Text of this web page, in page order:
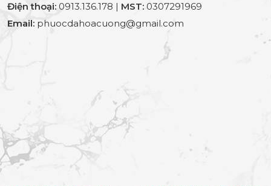
Điện thoại: 0913.136.178 | MST: 0307291969
Email: phuocdahoacuong@gmail.com